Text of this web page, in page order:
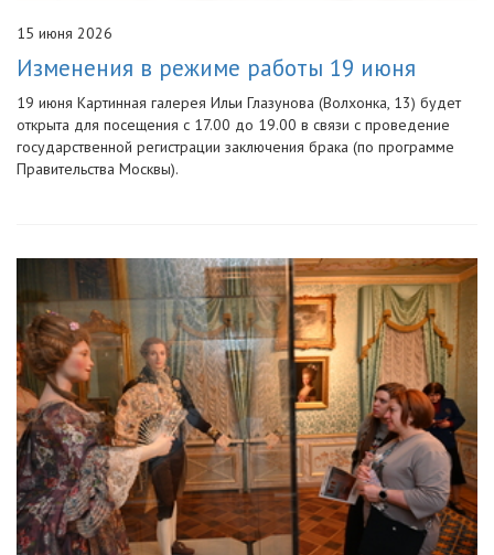
15 июня 2026
Изменения в режиме работы 19 июня
19 июня Картинная галерея Ильи Глазунова (Волхонка, 13) будет
открыта для посещения с 17.00 до 19.00 в связи с проведение
государственной регистрации заключения брака (по программе
Правительства Москвы).